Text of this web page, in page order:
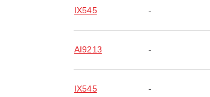
IX545 -
AI9213 -
IX545 -